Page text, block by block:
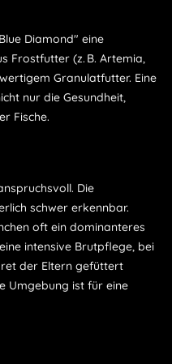
Diamond" eine
Frostfutter (z. B. Artemia,
Granulatfutter. Eine
nur die Gesundheit,
Fische.
Die
schwer erkennbar.
oft ein dominanteres
intensive Brutpflege, bei
der Eltern gefüttert
Umgebung ist für eine